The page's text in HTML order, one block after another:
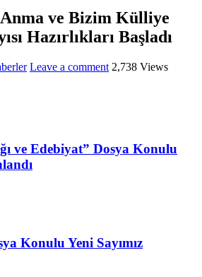
ve Bizim Külliye
Hazırlıkları Başladı
Leave a comment 2,738 Views
ve Edebiyat” Dosya Konulu
Konulu Yeni Sayımız